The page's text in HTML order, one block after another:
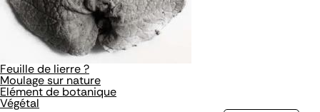
Feuille de lierre ?
Moulage sur nature
Elément de botanique
Végétal